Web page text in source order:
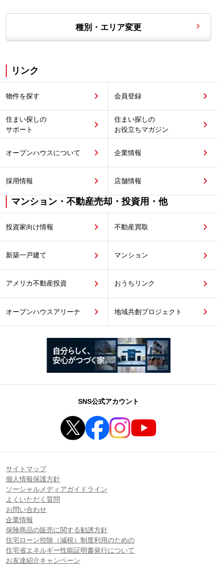
種別・エリア変更
リンク
物件を探す 会員登録
住まい探しの
サポート
住まい探しの
お役立ちマガジン
オープンハウスについて 企業情報
採用情報 店舗情報
マンション・不動産売却・投資用・他
投資家向け情報 不動産買取
新築一戸建て マンション
アメリカ不動産投資 おうちリンク
オープンハウスアリーナ 地域共創プロジェクト
SNS公式アカウント
サイトマップ
個人情報保護方針
ソーシャルメディアガイドライン
よくいただく質問
お問い合わせ
企業情報
保険商品の販売に関する勧誘方針
住宅ローン控除（減税）制度利用のための
住宅省エネルギー性能証明書発行について
お友達紹介キャンペーン